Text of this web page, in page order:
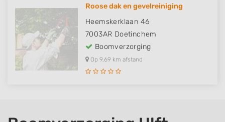
Roose dak en gevelreiniging
Heemskerklaan 46
7003AR Doetinchem
Boomverzorging
Op 9,69 km afstand